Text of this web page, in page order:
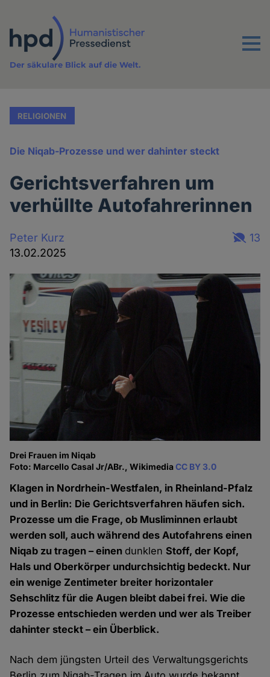
Inhalt
Menu
Der säkulare Blick auf die Welt.
RELIGIONEN
Die Niqab-Prozesse und wer dahinter steckt
Gerichtsverfahren um
verhüllte Autofahrerinnen
Peter Kurz
13.02.2025
13
Drei Frauen im Niqab
Foto: Marcello Casal Jr/ABr., WikimediaCC BY 3.0
Klagen in Nordrhein-Westfalen, in Rheinland-Pfalz
und in Berlin: Die Gerichtsverfahren häufen sich.
Prozesse um die Frage, ob Musliminnen erlaubt
werden soll, auch während des Autofahrens einen
Niqab zu tragen – einen dunklenStoff, der Kopf,
Hals und Oberkörper undurchsichtig bedeckt. Nur
ein wenige Zentimeter breiter horizontaler
Sehschlitz für die Augen bleibt dabei frei. Wie die
Prozesse entschieden werden und wer als Treiber
dahinter steckt – ein Überblick.
Nach dem jüngsten Urteil des Verwaltungsgerichts